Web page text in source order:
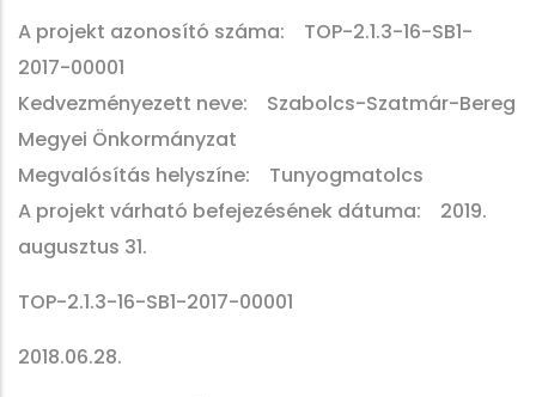
A projekt azonosító száma: TOP-2.1.3-16-SB1-
2017-00001
Kedvezményezett neve: Szabolcs-Szatmár-Bereg
Megyei Önkormányzat
Megvalósítás helyszíne: Tunyogmatolcs
A projekt várható befejezésének dátuma: 2019.
augusztus 31.
TOP-2.1.3-16-SB1-2017-00001
2018.06.28.